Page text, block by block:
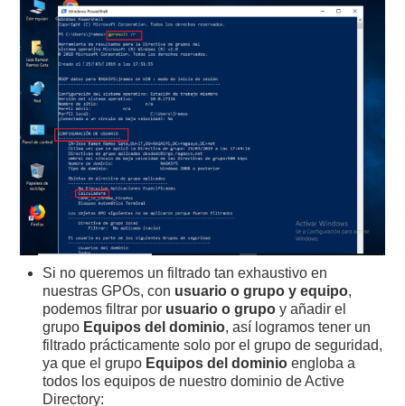
Si no queremos un filtrado tan exhaustivo en
nuestras GPOs, con usuario o grupo y equipo,
podemos filtrar por usuario o grupo y añadir el
grupo Equipos del dominio, así logramos tener un
filtrado prácticamente solo por el grupo de seguridad,
ya que el grupo Equipos del dominio engloba a
todos los equipos de nuestro dominio de Active
Directory: